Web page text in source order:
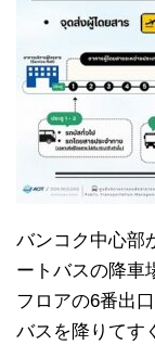
バンコク中心部
ートバスの降車
フロアの6番出口
バスを降りてす